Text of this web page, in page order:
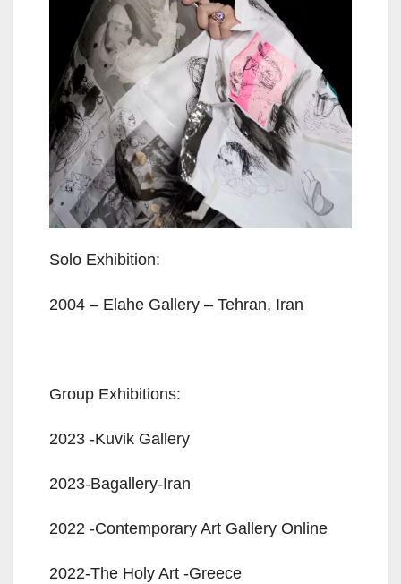
Solo Exhibition:
2004 – Elahe Gallery – Tehran, Iran
Group Exhibitions:
2023 -Kuvik Gallery
2023-Bagallery-Iran
2022 -Contemporary Art Gallery Online
2022-The Holy Art -Greece